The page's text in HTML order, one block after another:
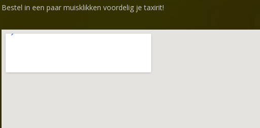
Bestel in een paar muisklikken voordelig je taxirit!